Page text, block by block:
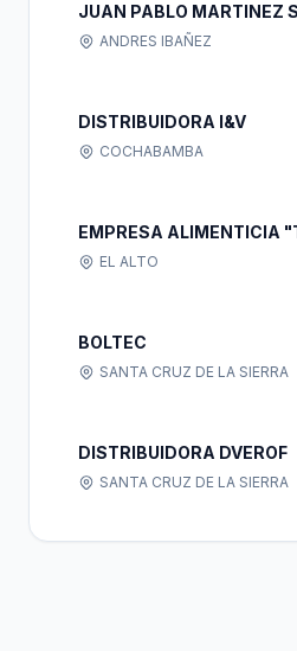
JUAN PABLO MARTINEZ
ANDRES IBAÑEZ
DISTRIBUIDORA I&V
COCHABAMBA
EMPRESA ALIMENTICIA
EL ALTO
BOLTEC
SANTA CRUZ DE LA SIERRA
DISTRIBUIDORA DVEROF
SANTA CRUZ DE LA SIERRA